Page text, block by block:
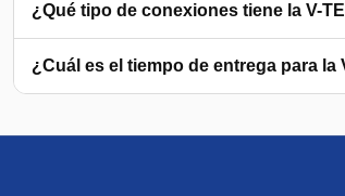
¿Qué tipo de conexiones tiene la V-
¿Cuál es el tiempo de entrega para la